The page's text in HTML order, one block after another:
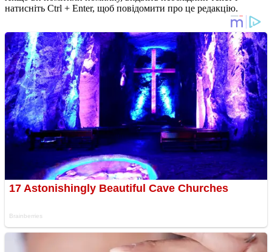
натисніть Ctrl + Enter, щоб повідомити про це редакцію.